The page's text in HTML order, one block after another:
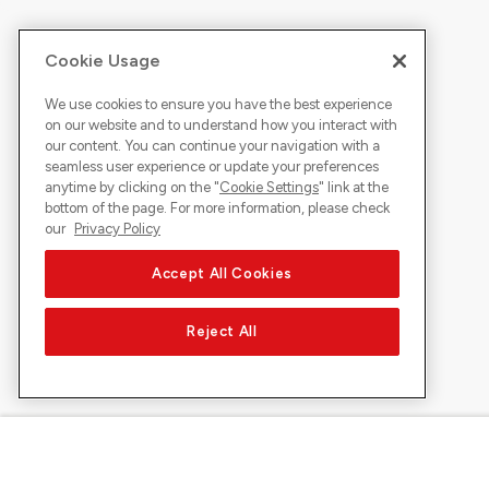
Cookie Usage
We use cookies to ensure you have the best experience
on our website and to understand how you interact with
our content. You can continue your navigation with a
seamless user experience or update your preferences
anytime by clicking on the "Cookie Settings" link at the
bottom of the page. For more information, please check
our Privacy Policy
Accept All Cookies
Reject All